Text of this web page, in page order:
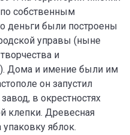
собственным
деньги были построены
управы (ныне
и
Дома и имение были им
он запустил
в окрестностях
клепки. Древесная
яблок.